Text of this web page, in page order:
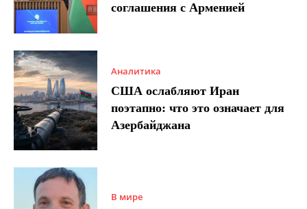
соглашения с Арменией
Аналитика
США ослабляют Иран
поэтапно: что это означает для
Азербайджана
В мире